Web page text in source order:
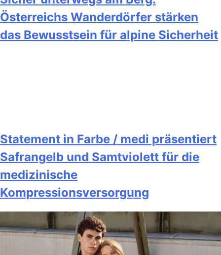
Österreichs Wanderdörfer stärken
das Bewusstsein für alpine Sicherheit
Statement in Farbe / medi präsentiert
Safrangelb und Samtviolett für die
medizinische
Kompressionsversorgung